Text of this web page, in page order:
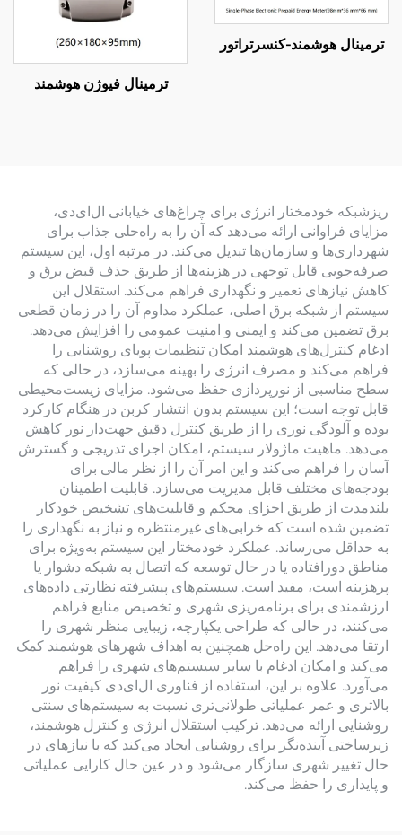
ترمینال هوشمند-کنسرتراتور
ترمینال فیوژن هوشمند
ریزشبکه خودمختار انرژی برای چراغ‌های خیابانی ال‌ای‌دی،
مزایای فراوانی ارائه می‌دهد که آن را به راه‌حلی جذاب برای
شهرداری‌ها و سازمان‌ها تبدیل می‌کند. در مرتبه اول، این سیستم
صرفه‌جویی قابل توجهی در هزینه‌ها از طریق حذف قبض برق و
کاهش نیازهای تعمیر و نگهداری فراهم می‌کند. استقلال این
سیستم از شبکه برق اصلی، عملکرد مداوم آن را در زمان قطعی
برق تضمین می‌کند و ایمنی و امنیت عمومی را افزایش می‌دهد.
ادغام کنترل‌های هوشمند امکان تنظیمات پویای روشنایی را
فراهم می‌کند و مصرف انرژی را بهینه می‌سازد، در حالی که
سطح مناسبی از نورپردازی حفظ می‌شود. مزایای زیست‌محیطی
قابل توجه است؛ این سیستم بدون انتشار کربن در هنگام کارکرد
بوده و آلودگی نوری را از طریق کنترل دقیق جهت‌دار نور کاهش
می‌دهد. ماهیت ماژولار سیستم، امکان اجرای تدریجی و گسترش
آسان را فراهم می‌کند و این امر آن را از نظر مالی برای
بودجه‌های مختلف قابل مدیریت می‌سازد. قابلیت اطمینان
بلندمدت از طریق اجزای محکم و قابلیت‌های تشخیص خودکار
تضمین شده است که خرابی‌های غیرمنتظره و نیاز به نگهداری را
به حداقل می‌رساند. عملکرد خودمختار این سیستم به‌ویژه برای
مناطق دورافتاده یا در حال توسعه که اتصال به شبکه دشوار یا
پرهزینه است، مفید است. سیستم‌های پیشرفته نظارتی داده‌های
ارزشمندی برای برنامه‌ریزی شهری و تخصیص منابع فراهم
می‌کنند، در حالی که طراحی یکپارچه، زیبایی منظر شهری را
ارتقا می‌دهد. این راه‌حل همچنین به اهداف شهرهای هوشمند کمک
می‌کند و امکان ادغام با سایر سیستم‌های شهری را فراهم
می‌آورد. علاوه بر این، استفاده از فناوری ال‌ای‌دی کیفیت نور
بالاتری و عمر عملیاتی طولانی‌تری نسبت به سیستم‌های سنتی
روشنایی ارائه می‌دهد. ترکیب استقلال انرژی و کنترل هوشمند،
زیرساختی آینده‌نگر برای روشنایی ایجاد می‌کند که با نیازهای در
حال تغییر شهری سازگار می‌شود و در عین حال کارایی عملیاتی
و پایداری را حفظ می‌کند.